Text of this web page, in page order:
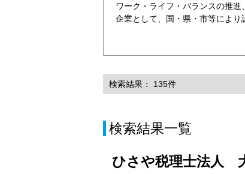
ワーク・ライフ・バランスの推
企業として、国・県・市等により
検索結果： 135件
検索結果一覧
ひさや税理士法人